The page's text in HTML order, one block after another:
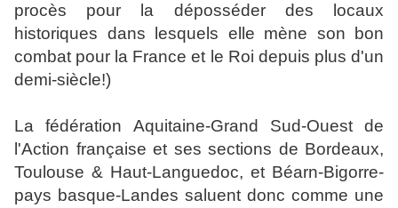
procès pour la déposséder des locaux
historiques dans lesquels elle mène son bon
combat pour la France et le Roi depuis plus d'un
demi-siècle!)
La fédération Aquitaine-Grand Sud-Ouest de
l'Action française et ses sections de Bordeaux,
Toulouse & Haut-Languedoc, et Béarn-Bigorre-
pays basque-Landes saluent donc comme une